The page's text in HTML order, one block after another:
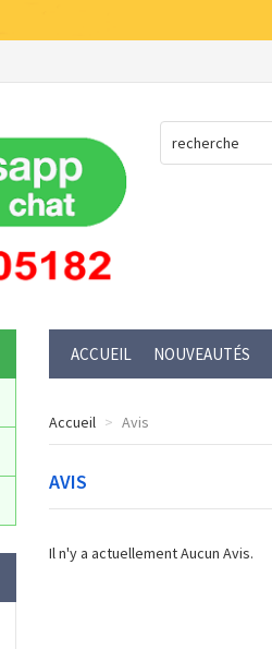
ACCUEIL NOUVEAUTÉS
Accueil Avis
AVIS
Il n'y a actuellement Aucun Avis.